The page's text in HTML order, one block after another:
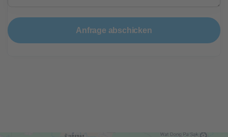
Anfrage abschicken